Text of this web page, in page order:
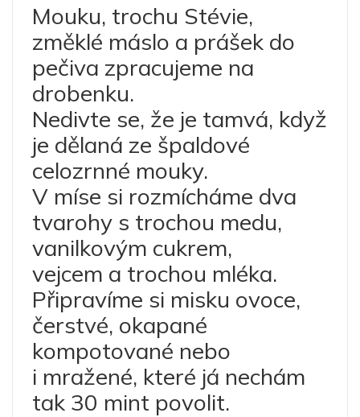
Mouku, trochu Stévie,
změklé máslo a prášek do
pečiva zpracujeme na
drobenku.
Nedivte se, že je tamvá, když
je dělaná ze špaldové
celozrnné mouky.
V míse si rozmícháme dva
tvarohy s trochou medu,
vanilkovým cukrem,
vejcem a trochou mléka.
Připravíme si misku ovoce,
čerstvé, okapané
kompotované nebo
i mražené, které já nechám
tak 30 mint povolit.